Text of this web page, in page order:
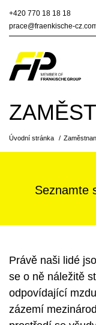
+420 770 18 18 18
prace@fraenkische-
Úvodní stránka
Seznamte
Právě naši lidé
se o ně náležitě
odpovídající
zázemí